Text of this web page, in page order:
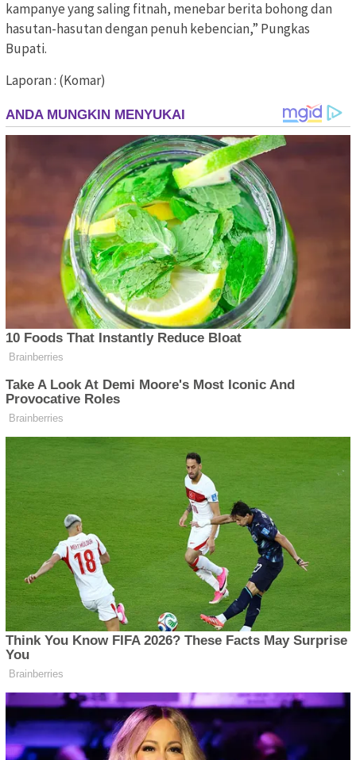
kampanye yang saling fitnah, menebar berita bohong dan
hasutan-hasutan dengan penuh kebencian,” Pungkas
Bupati.
Laporan : (Komar)